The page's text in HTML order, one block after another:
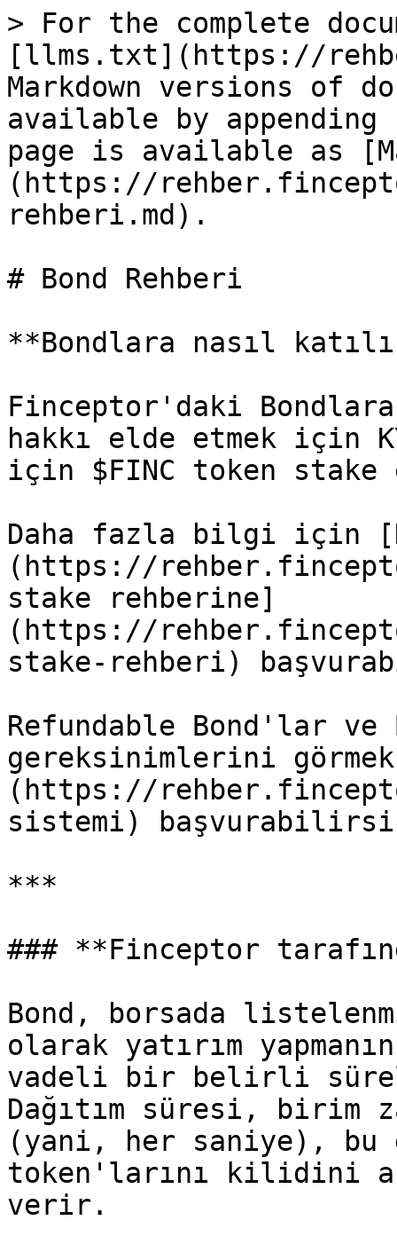
> For the complete
[llms.txt](https://
Markdown versions of
available by
page is available as
(https://
rehberi.md).
# Bond Rehberi
**Bondlara nasıl
Finceptor'daki
hakkı elde etmek için
için $FINC token stake
Daha fazla bilgi için
(https://
stake rehberine]
(https://
stake-rehberi)
Refundable Bond'lar
gereksinimlerini
(https://
sistemi)
***
### **Finceptor
Bond, borsada
olarak yatırım
vadeli bir belirli
Dağıtım süresi, birim
(yani, her saniye), bu
token'larını kilidini
verir.